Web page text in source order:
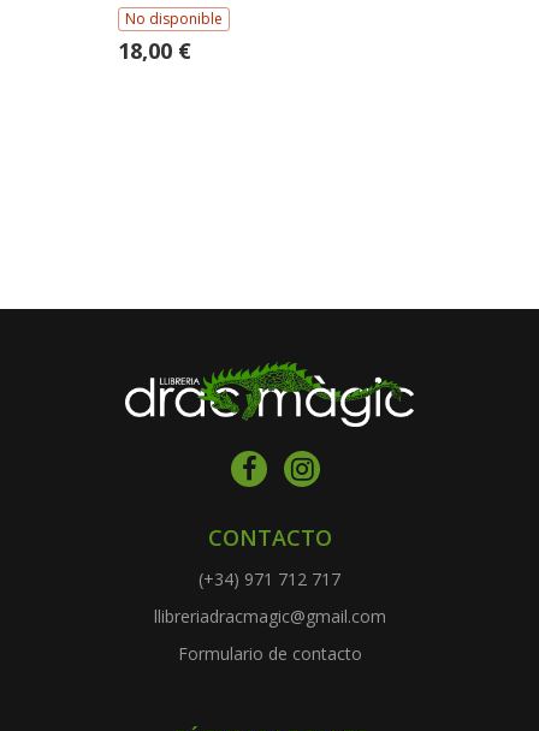
No disponible
18,00 €
CONTACTO
(+34) 971 712 717
llibreriadracmagic@gmail.com
Formulario de contacto